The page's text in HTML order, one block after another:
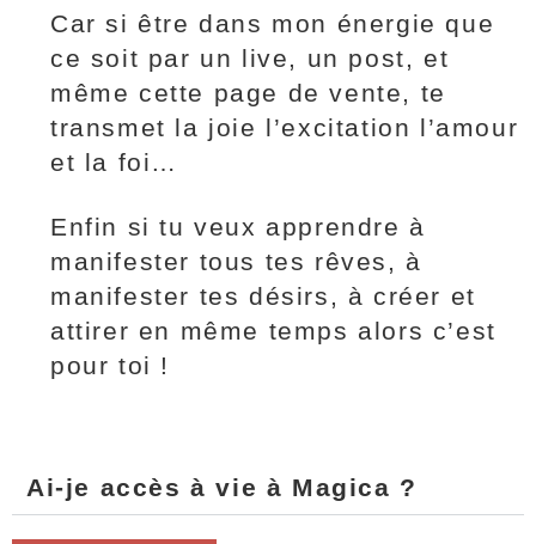
Car si être dans mon énergie que
ce soit par un live, un post, et
même cette page de vente, te
transmet la joie l’excitation l’amour
et la foi…
Enfin si tu veux apprendre à
manifester tous tes rêves, à
manifester tes désirs, à créer et
attirer en même temps alors c’est
pour toi !
Ai-je accès à vie à Magica ?